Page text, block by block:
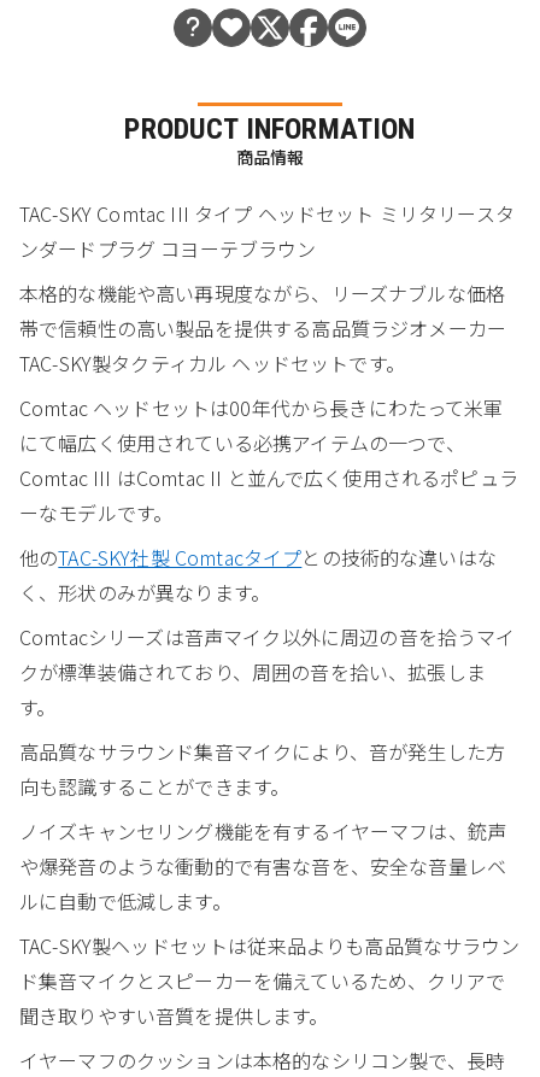
PRODUCT INFORMATION
商品情報
TAC-SKY Comtac III タイプ ヘッドセット ミリタリースタ
ンダードプラグ コヨーテブラウン
本格的な機能や高い再現度ながら、リーズナブルな価格
帯で信頼性の高い製品を提供する高品質ラジオメーカー
TAC-SKY製タクティカル ヘッドセットです。
Comtac ヘッドセットは00年代から長きにわたって米軍
にて幅広く使用されている必携アイテムの一つで、
Comtac III はComtac II と並んで広く使用されるポピュラ
ーなモデルです。
他のTAC-SKY社製 Comtacタイプとの技術的な違いはな
く、形状のみが異なります。
Comtacシリーズは音声マイク以外に周辺の音を拾うマイ
クが標準装備されており、周囲の音を拾い、拡張しま
す。
高品質なサラウンド集音マイクにより、音が発生した方
向も認識することができます。
ノイズキャンセリング機能を有するイヤーマフは、銃声
や爆発音のような衝動的で有害な音を、安全な音量レベ
ルに自動で低減します。
TAC-SKY製ヘッドセットは従来品よりも高品質なサラウン
ド集音マイクとスピーカーを備えているため、クリアで
聞き取りやすい音質を提供します。
イヤーマフのクッションは本格的なシリコン製で、長時